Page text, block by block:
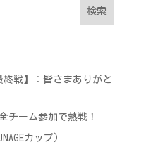
検索
終戦】：皆さまありがと
チーム参加で熱戦！
カップ)